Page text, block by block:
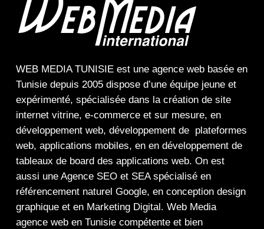
WEB MEDIA TUNISIEest une agence webbasée en
Tunisie depuis 2005 dispose d’une équipe jeune et
expérimenté, spécialisée dans la création de site
internet vitrine, e-commerceet sur mesure, en
développement web, développement de plateformes
web, applications mobiles, en en développement de
tableaux de board des applications web. On est
aussi une Agence SEOet SEAspécialisé en
référencement naturel Google, en conception design
graphiqueet en Marketing Digital . Web Media
agence web en Tunisie compétente et bien